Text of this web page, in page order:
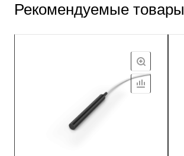
Рекомендуемые товары